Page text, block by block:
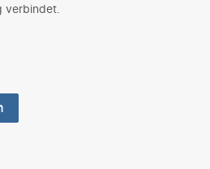
verbindet.